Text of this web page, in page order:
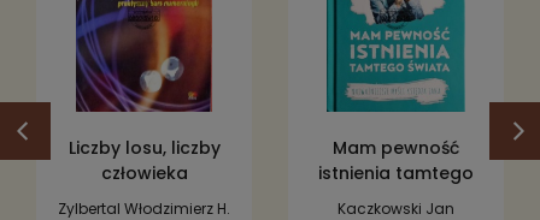
Liczby losu, liczby
człowieka
Zylbertal Włodzimierz H.
Mam pewność
istnienia tamtego
świata.
Kaczkowski Jan